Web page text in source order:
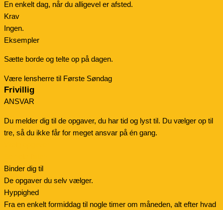
En enkelt dag, når du alligevel er afsted.
Krav
Ingen.
Eksempler
Sætte borde og telte op på dagen.
Være lensherre til Første Søndag
Frivillig
ANSVAR
Du melder dig til de opgaver, du har tid og lyst til. Du vælger op til
tre, så du ikke får for meget ansvar på én gang.
Binder dig til
De opgaver du selv vælger.
Hyppighed
Fra en enkelt formiddag til nogle timer om måneden, alt efter hvad